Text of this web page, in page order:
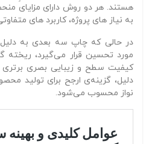
هستند. هر دو روش دارای مزایای
به نیاز های پروژه، کاربرد های
در حالی که چاپ سه‌ بعدی به‌ دلیل
مورد تحسین قرار می‌گیرد، ریخته‌
کیفیت سطح و زیبایی بصری برتری
دلیل، گزینه‌ی ارجح برای تولید
نواز محسوب می‌شود.